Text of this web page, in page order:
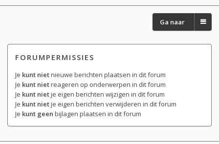
Ga naar
FORUMPERMISSIES
Je kunt nietnieuwe berichten plaatsen in dit forum
Je kunt nietreageren op onderwerpen in dit forum
Je kunt nietje eigen berichten wijzigen in dit forum
Je kunt nietje eigen berichten verwijderen in dit forum
Je kunt geen bijlagen plaatsen in dit forum